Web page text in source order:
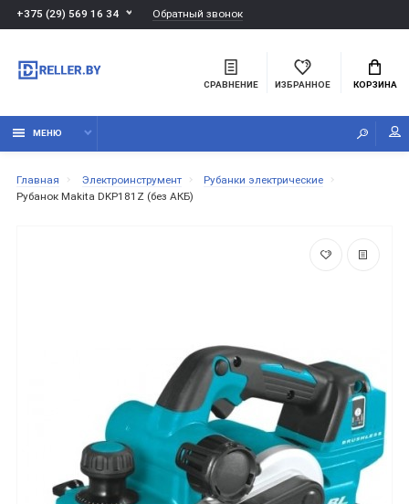
+375 (29) 569 16 34 Обратный звонок
СРАВНЕНИЕ ИЗБРАННОЕ КОРЗИНА
МЕНЮ
Главная Электроинструмент
Рубанки электрические
Рубанок Makita DKP181Z (без АКБ)